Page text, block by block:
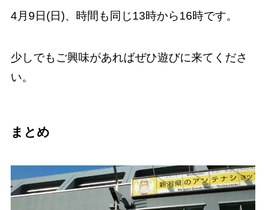
4月9日(日)、時間も同じ13時から16時です。
少しでもご興味があればぜひ遊びに来てくださ
い。
まとめ